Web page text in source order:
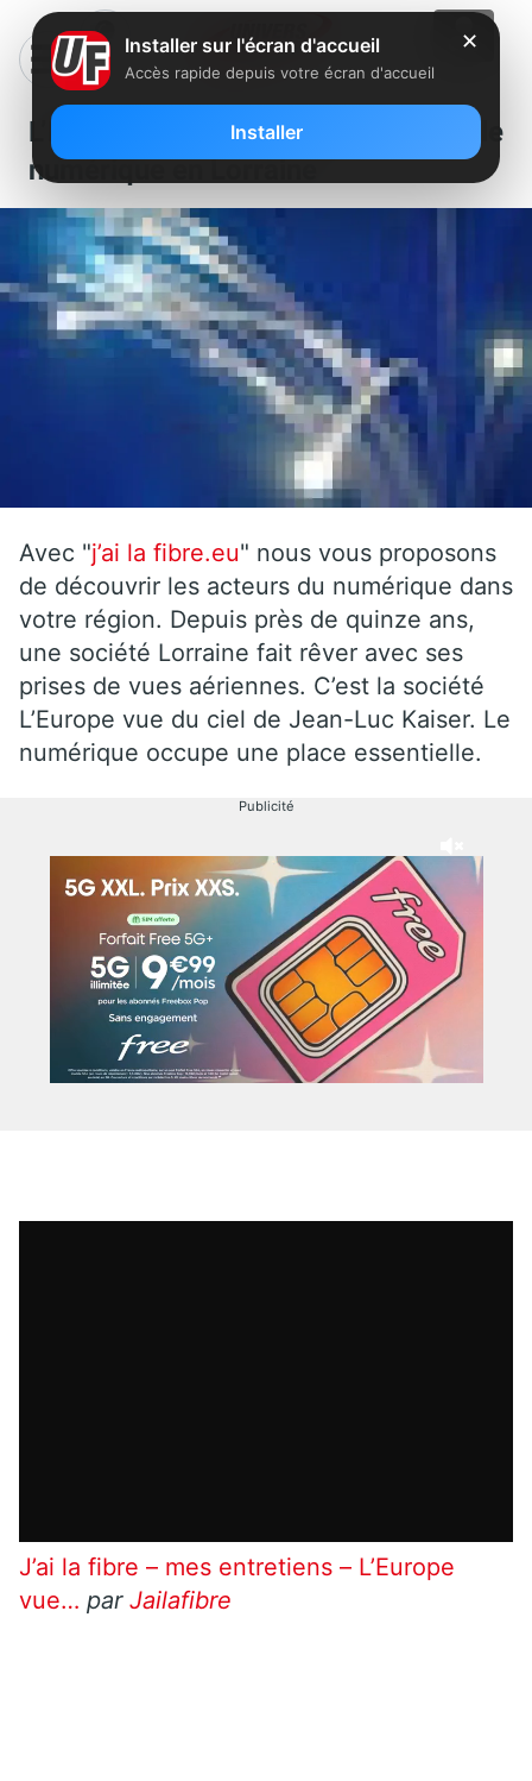
L’Europe vue du ciel avec le
numérique en Lorraine
Avec "j’ai la fibre.eu" nous vous proposons
de découvrir les acteurs du numérique dans
votre région. Depuis près de quinze ans,
une société Lorraine fait rêver avec ses
prises de vues aériennes. C’est la société
L’Europe vue du ciel de Jean-Luc Kaiser. Le
numérique occupe une place essentielle.
Publicité
J’ai la fibre – mes entretiens – L’Europe
vue… par Jailafibre
✕
Installer sur l'écran d'accueil
Accès rapide depuis votre écran d'accueil
Installer